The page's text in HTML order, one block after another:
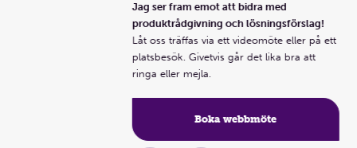
Jag ser fram emot att bidra med
produktrådgivning och lösningsförslag!
Låt oss träffas via ett videomöte eller på ett
platsbesök. Givetvis går det lika bra att
ringa eller mejla.
Boka webbmöte